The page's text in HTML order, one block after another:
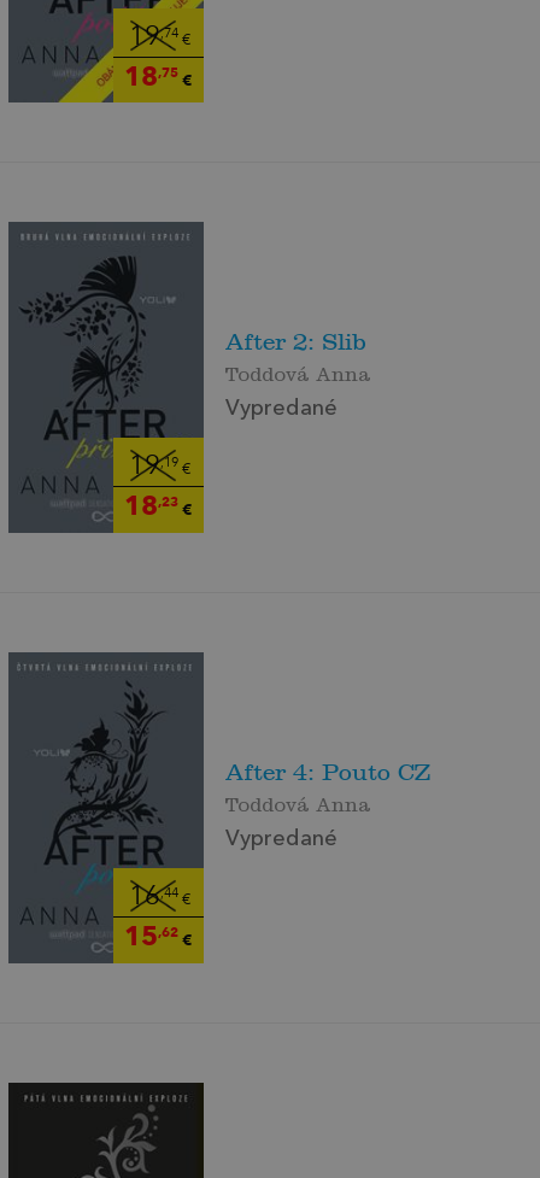
19,74€
18,75€
19,19 €
18,23€
After 2: Slib
Toddová Anna
Vypredané
16,44€
15,62€
After 4: Pouto CZ
Toddová Anna
Vypredané